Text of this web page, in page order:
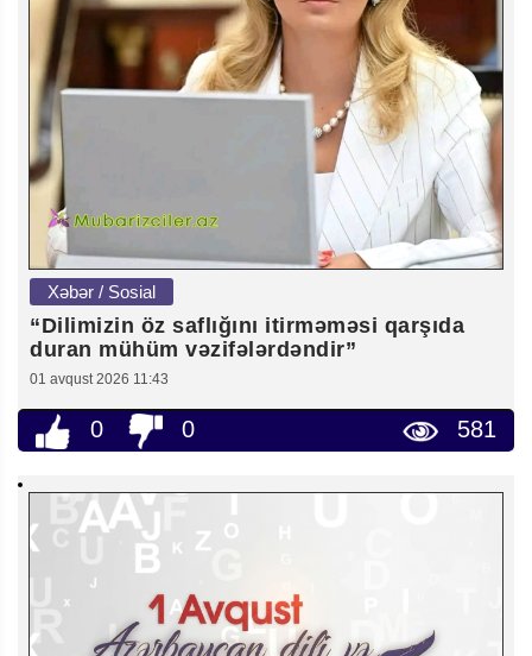
Xəbər / Sosial
“Dilimizin öz saflığını itirməməsi qarşıda
duran mühüm vəzifələrdəndir”
01 avqust 2026 11:43
0 0 581